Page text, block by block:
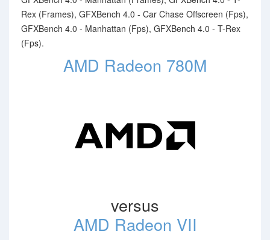
Rex (Frames), GFXBench 4.0 - Car Chase Offscreen (Fps),
GFXBench 4.0 - Manhattan (Fps), GFXBench 4.0 - T-Rex
(Fps).
AMD Radeon 780M
versus
AMD Radeon VII